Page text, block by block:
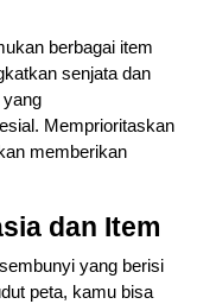
berbagai item
senjata dan
yang
Memprioritaskan
memberikan
dan Item
yang berisi
peta, kamu bisa